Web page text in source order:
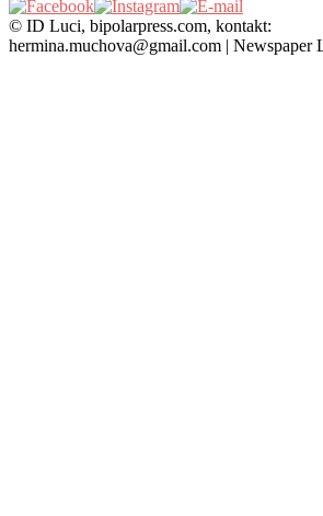
© ID Luci, bipolarpress.com, kontakt:
hermina.muchova@gmail.com | Newspaper